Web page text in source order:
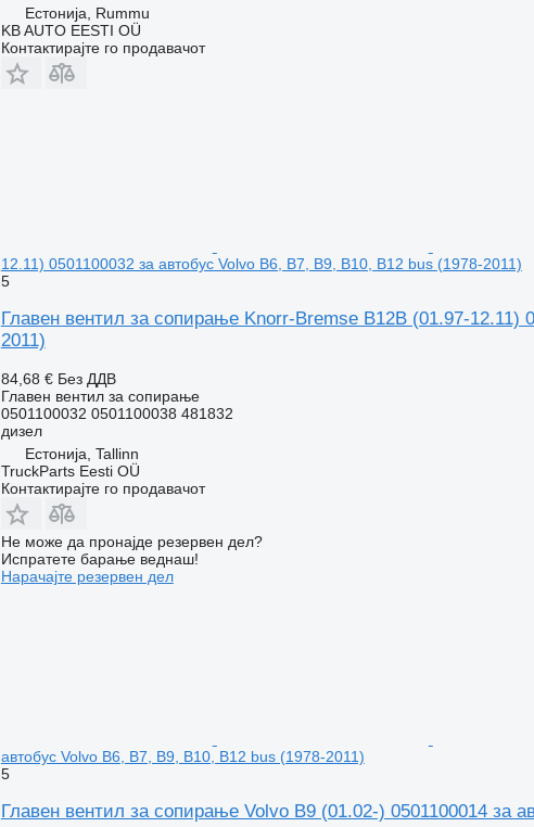
Естонија, Rummu
KB AUTO EESTI OÜ
Контактирајте го продавачот
12.11) 0501100032 за автобус Volvo B6, B7, B9, B10, B12 bus (1978-2011)
5
Главен вентил за сопирање Knorr-Bremse B12B (01.97-12.11)
2011)
84,68 € Без ДДВ
Главен вентил за сопирање
0501100032 0501100038 481832
дизел
Естонија, Tallinn
TruckParts Eesti OÜ
Контактирајте го продавачот
Не може да пронајде резервен дел?
Испратете барање веднаш!
Нарачајте резервен дел
автобус Volvo B6, B7, B9, B10, B12 bus (1978-2011)
5
Главен вентил за сопирање Volvo B9 (01.02-) 0501100014 за